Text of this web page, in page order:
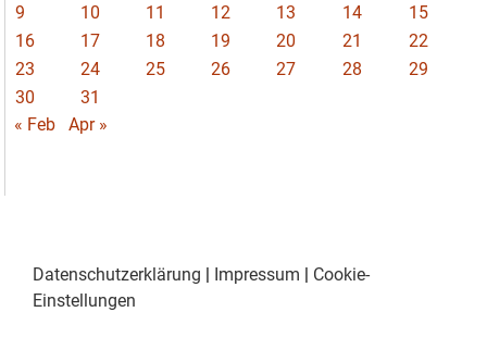
9
10 11 12 13 14
15
16
17 18 19 20 21
22
23
24 25 26 27 28
29
30
31
« Feb
Apr »
Datenschutzerklärung | Impressum | Cookie-
Einstellungen